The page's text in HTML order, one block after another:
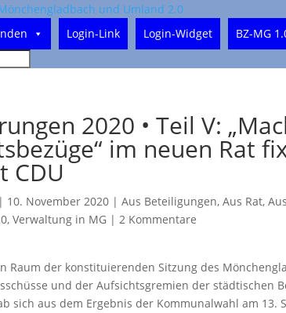
Login-Link Login-Widget BZ-MG
2020 • Teil V:
im neuen Rat
CDU
| 10. November 2020 |Aus Beteiligungen,Aus Rat,
,Verwaltung in MG |2 Kommentare
Raum der konstituierenden Sitzung des
und der Aufsichtsgremien der städtischen
sich aus dem Ergebnis der Kommunalwahl am 13.